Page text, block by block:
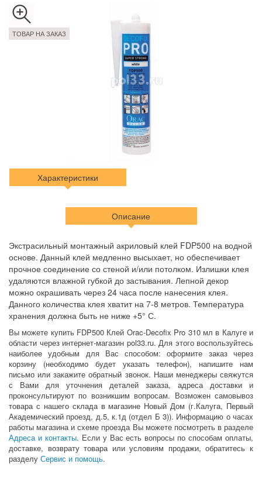
ТОВАР НА ЗАКАЗ
Характеристики
Описание
Экстрасильный монтажный акриловый клей FDP500 на водной
основе. Данный клей медленно высыхает, но обеспечивает
прочное соединение со стеной и/или потолком. Излишки клея
удаляются влажной губкой до застывания. Лепной декор
можно окрашивать через 24 часа после нанесения клея.
Данного количества клея хватит на 7-8 метров. Температура
хранения должна быть не ниже +5° С.
Вы можете купить FDP500 Клей Orac-Decofix Pro 310 мл в Калуге и
области через интернет-магазин pol33.ru. Для этого воспользуйтесь
наиболее удобным для Вас способом: оформите заказ через
корзину (необходимо будет указать телефон), напишите нам
письмо или закажите обратный звонок. Наши менеджеры свяжутся
с Вами для уточнения деталей заказа, адреса доставки и
проконсультируют по возникшим вопросам. Возможен самовывоз
товара с нашего склада в магазине Новый Дом (г.Калуга, Первый
Академический проезд, д.5, к.1д (отдел Б 3)). Информацию о часах
работы магазина и схеме проезда Вы можете посмотреть в разделе
Адреса и контакты. Если у Вас есть вопросы по способам оплаты,
доставке, возврату товара или условиям продажи, обратитесь к
разделу Сервис и помощь.